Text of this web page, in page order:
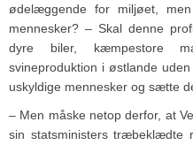
ødelæggende for miljøet,
mennesker? – Skal denne
dyre biler, kæmpestore
svineproduktion i østlande
uskyldige mennesker og sætte
– Men måske netop derfor, at
sin statsministers træbeklædte